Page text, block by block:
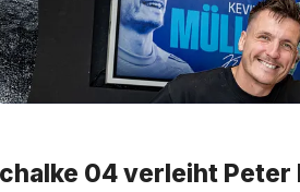
04 verleiht Peter